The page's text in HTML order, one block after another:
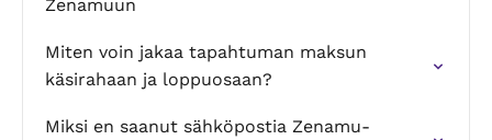
Zenamuun
Miten voin jakaa tapahtuman maksun
käsirahaan ja loppuosaan?
Miksi en saanut sähköpostia Zenamu-